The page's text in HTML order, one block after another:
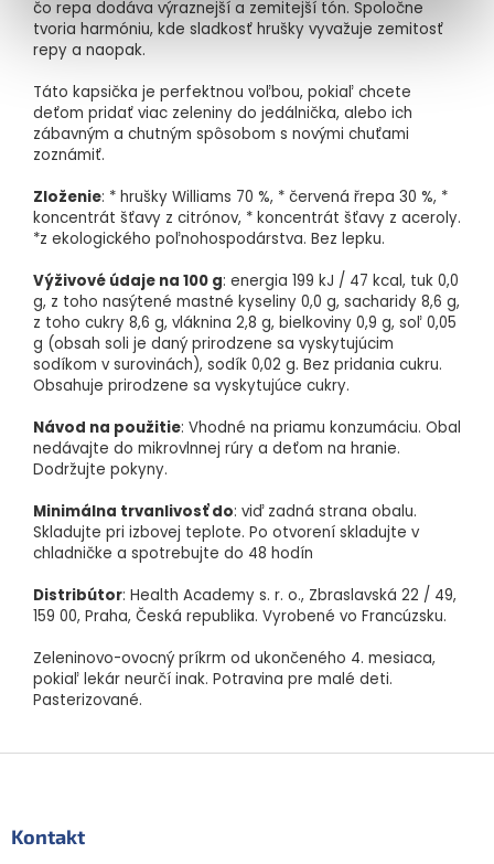
čo repa dodáva výraznejší a zemitejší tón. Spoločne
tvoria harmóniu, kde sladkosť hrušky vyvažuje zemitosť
repy a naopak.
Táto kapsička je perfektnou voľbou, pokiaľ chcete
deťom pridať viac zeleniny do jedálnička, alebo ich
zábavným a chutným spôsobom s novými chuťami
zoznámiť.
Zloženie: * hrušky Williams 70 %, * červená řrepa 30 %, *
koncentrát šťavy z citrónov, * koncentrát šťavy z aceroly.
*z ekologického poľnohospodárstva. Bez lepku.
Výživové údaje na 100 g: energia 199 kJ / 47 kcal, tuk 0,0
g, z toho nasýtené mastné kyseliny 0,0 g, sacharidy 8,6 g,
z toho cukry 8,6 g, vláknina 2,8 g, bielkoviny 0,9 g, soľ 0,05
g (obsah soli je daný prirodzene sa vyskytujúcim
sodíkom v surovinách), sodík 0,02 g. Bez pridania cukru.
Obsahuje prirodzene sa vyskytujúce cukry.
Návod na použitie: Vhodné na priamu konzumáciu. Obal
nedávajte do mikrovlnnej rúry a deťom na hranie.
Dodržujte pokyny.
Minimálna trvanlivosť do: viď zadná strana obalu.
Skladujte pri izbovej teplote. Po otvorení skladujte v
chladničke a spotrebujte do 48 hodín
Distribútor: Health Academy s. r. o., Zbraslavská 22 / 49,
159 00, Praha, Česká republika. Vyrobené vo Francúzsku.
Zeleninovo-ovocný príkrm od ukončeného 4. mesiaca,
pokiaľ lekár neurčí inak. Potravina pre malé deti.
Pasterizované.
Kontakt